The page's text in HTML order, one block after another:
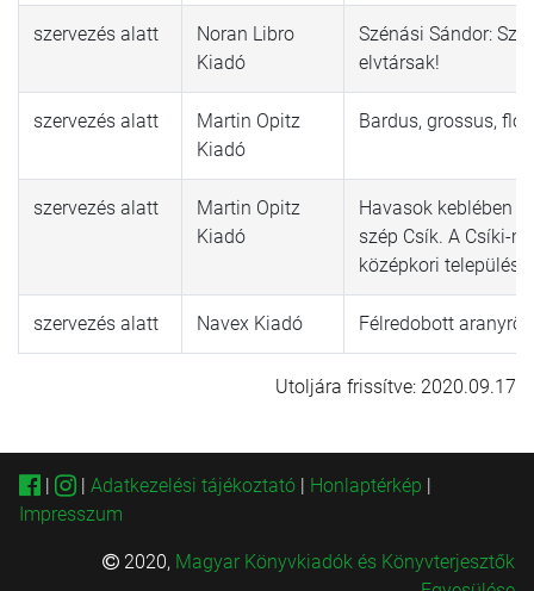
szervezés alatt
Noran Libro
Kiadó
Szénási Sándor:
elvtársak!
szervezés alatt
Martin Opitz
Kiadó
Bardus, grossus,
szervezés alatt
Martin Opitz
Kiadó
Havasok keblében
szép Csík. A Csíki-
középkori
szervezés alatt Navex Kiadó Félredobott
Utoljára frissítve: 2020.09.17
| | Adatkezelési tájékoztató | Honlaptérkép |
Impresszum
2020, Magyar Könyvkiadók és Könyvterjesztők